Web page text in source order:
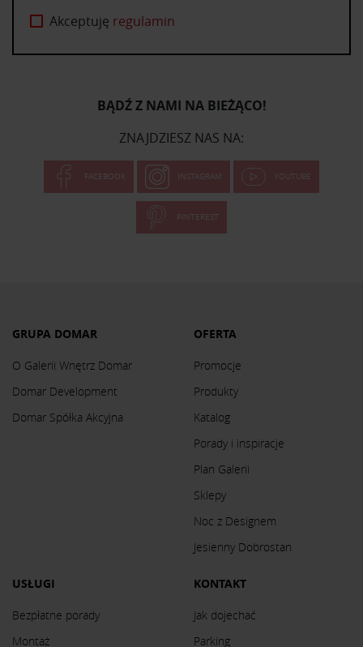
Akceptuję regulamin
BĄDŹ Z NAMI NA BIEŻĄCO!
ZNAJDZIESZ NAS NA:
FACEBOOK INSTAGRAM YOUTUBE
PINTEREST
GRUPA DOMAR
O Galerii Wnętrz Domar
Domar Development
Domar Spółka Akcyjna
OFERTA
Promocje
Produkty
Katalog
Porady i inspiracje
Plan Galerii
Sklepy
Noc z Designem
Jesienny Dobrostan
USŁUGI
Bezpłatne porady
Montaż
KONTAKT
Jak dojechać
Parking